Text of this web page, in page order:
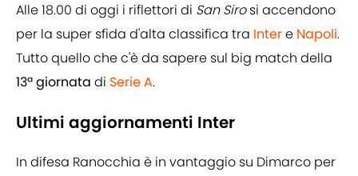
Alle 18.00 di oggi i riflettori di San Sirosi accendono
per la super sfida d'alta classifica tra Intere Napoli.
Tutto quello che c'è da sapere sul big match della
13ª giornata di Serie A.
Ultimi aggiornamenti Inter
In difesa Ranocchia è in vantaggio su Dimarco per